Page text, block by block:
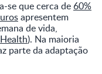
se que cerca de 60%
apresentem
de vida,
). Na maioria
parte da adaptação